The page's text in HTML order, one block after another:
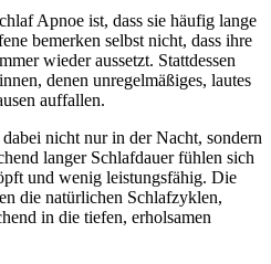
Apnoe ist, dass sie häufig lange
bemerken selbst nicht, dass ihre
wieder aussetzt. Stattdessen
denen unregelmäßiges, lautes
auffallen.
nicht nur in der Nacht, sondern
langer Schlafdauer fühlen sich
und wenig leistungsfähig. Die
die natürlichen Schlafzyklen,
in die tiefen, erholsamen